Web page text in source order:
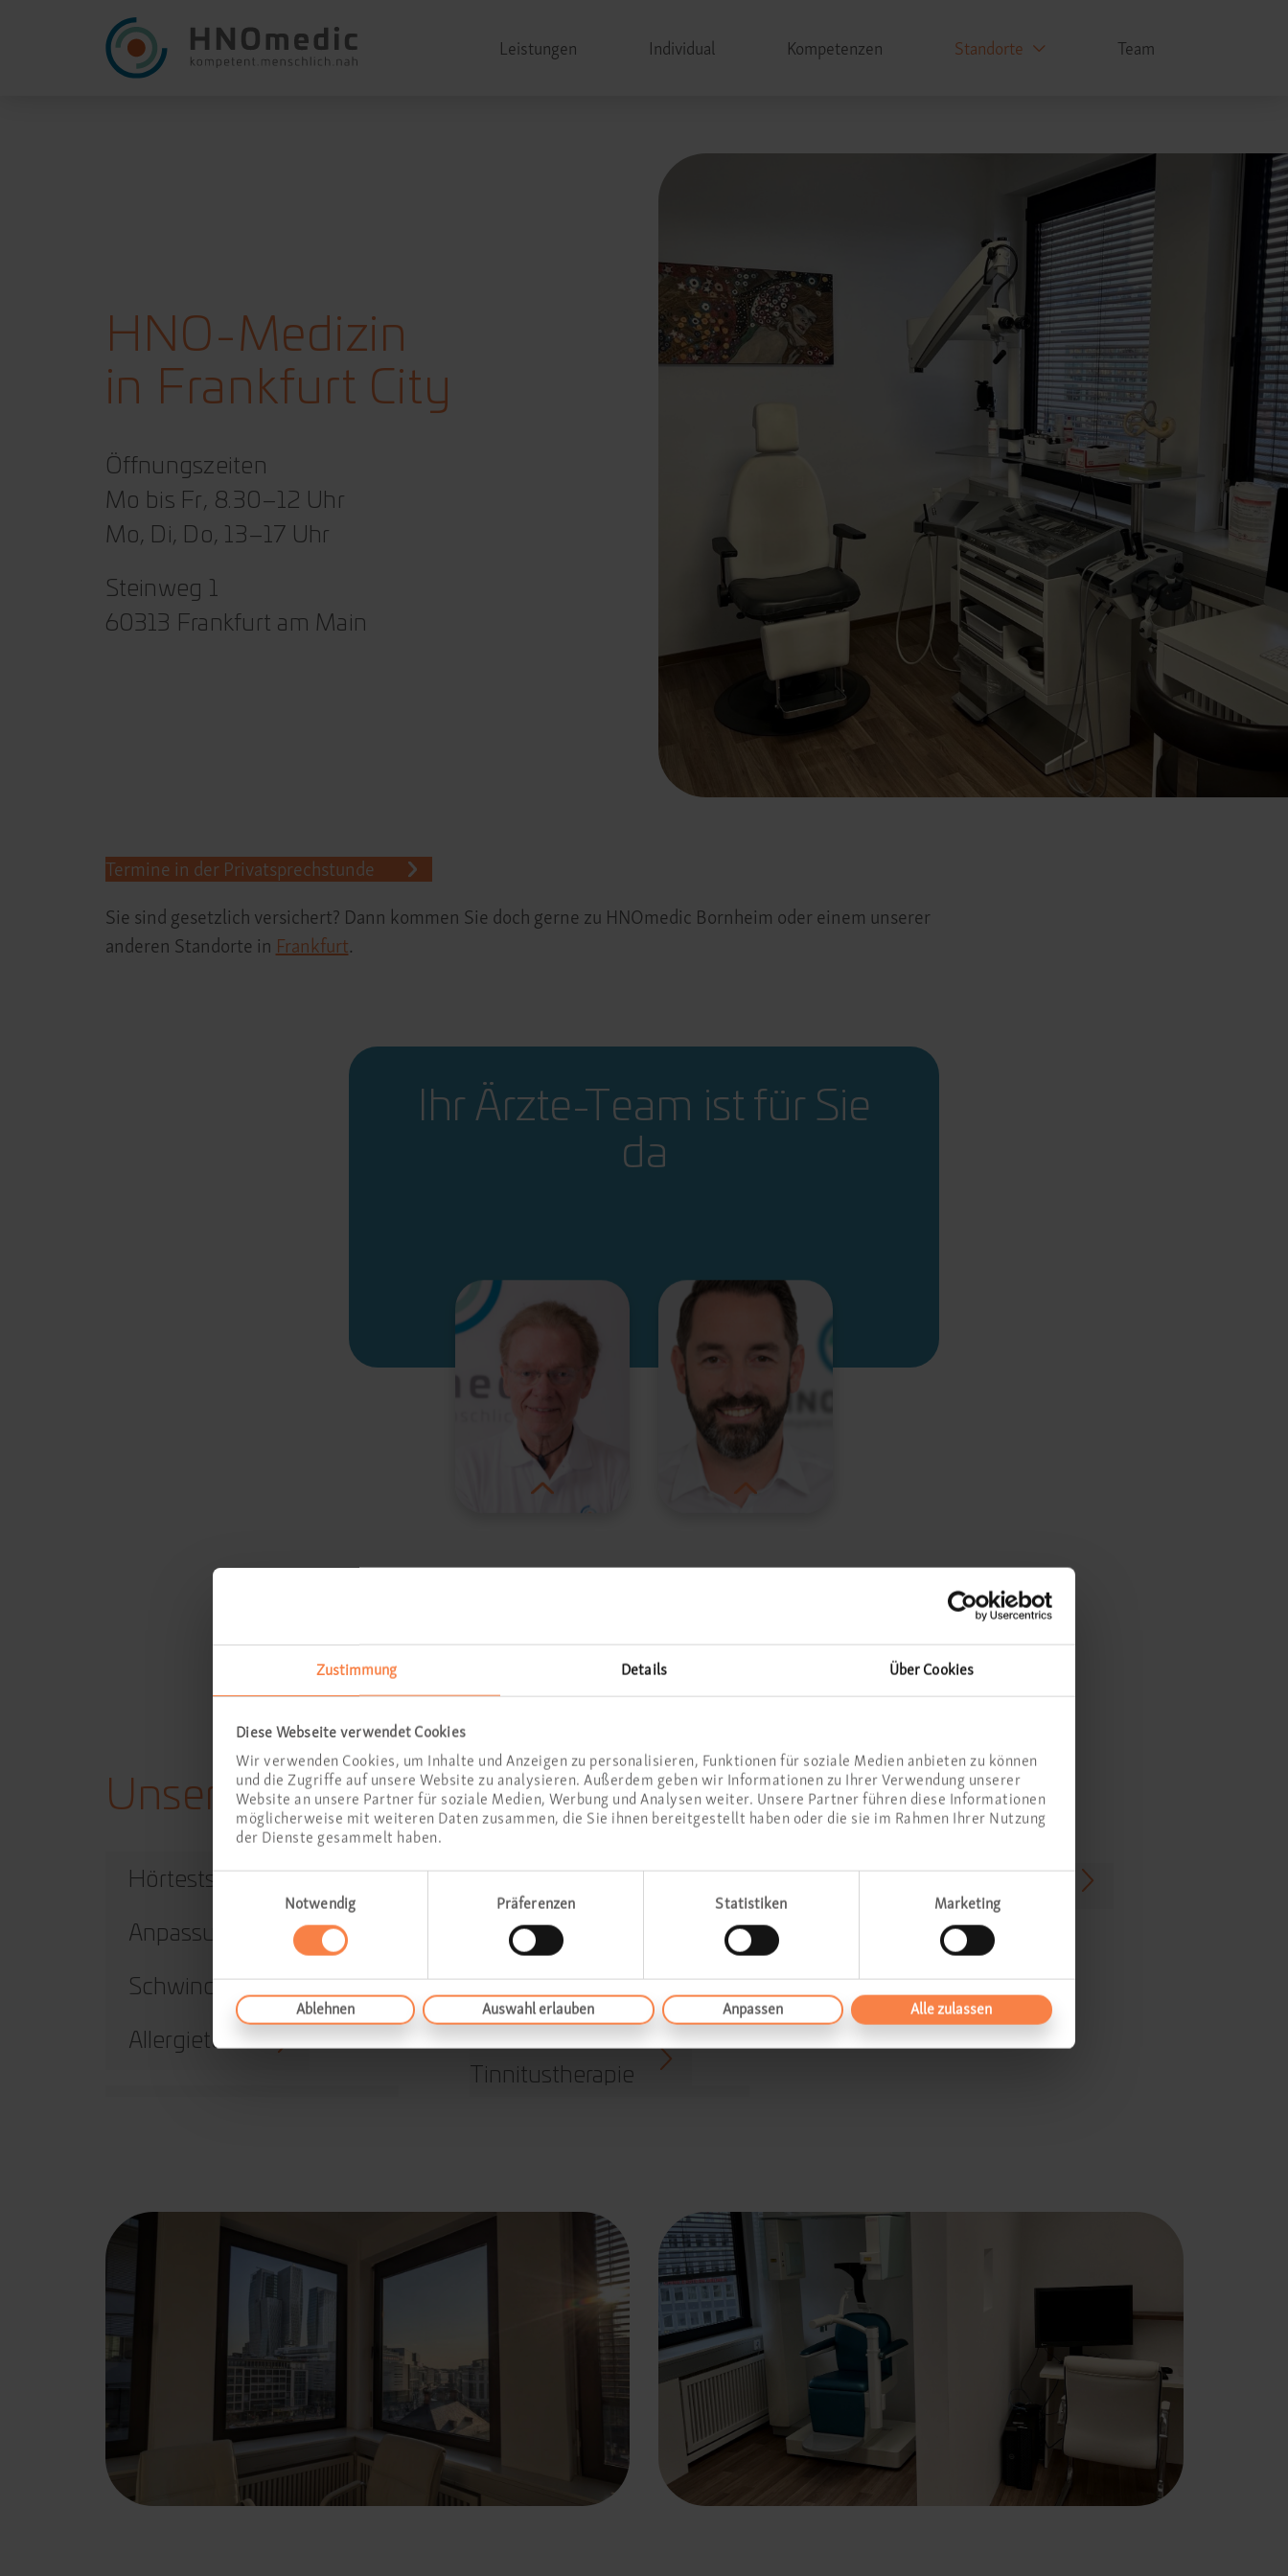
Zustimmung Details Über Cookies
Diese Webseite verwendet Cookies
Wir verwenden Cookies, um Inhalte und Anzeigen zu personalisieren, Funktionen für soziale Medien anbieten zu können
und die Zugriffe auf unsere Website zu analysieren. Außerdem geben wir Informationen zu Ihrer Verwendung unserer
Website an unsere Partner für soziale Medien, Werbung und Analysen weiter. Unsere Partner führen diese Informationen
möglicherweise mit weiteren Daten zusammen, die Sie ihnen bereitgestellt haben oder die sie im Rahmen Ihrer Nutzung
der Dienste gesammelt haben.
Einwilligungsauswahl
Notwendig
Präferenzen Statistiken Marketing
Ablehnen Auswahl erlauben Anpassen Alle zulassen
Leistungen Individual Kompetenzen Standorte Team
HNO-Medizin
in Frankfurt City
Öffnungszeiten
Mo bis Fr, 8.30–12 Uhr
Mo, Di, Do, 13–17 Uhr
Steinweg 1
60313 Frankfurt am Main
Termine in der Privatsprechstunde
Sie sind gesetzlich versichert? Dann kommen Sie doch gerne zu HNOmedic Bornheim oder einem unserer
anderen Standorte in Frankfurt.
Ihr Ärzte-Team ist für Sie
da
Unsere Leistungen in Frankfurt City
Hörtests
Anpassung von Hörgeräten
Schwindeldiagnostik
Allergietests
Endoskopien
Nasenfunktionsdiagnostik
Hörsturz- und
Tinnitustherapie
Geruchs- und